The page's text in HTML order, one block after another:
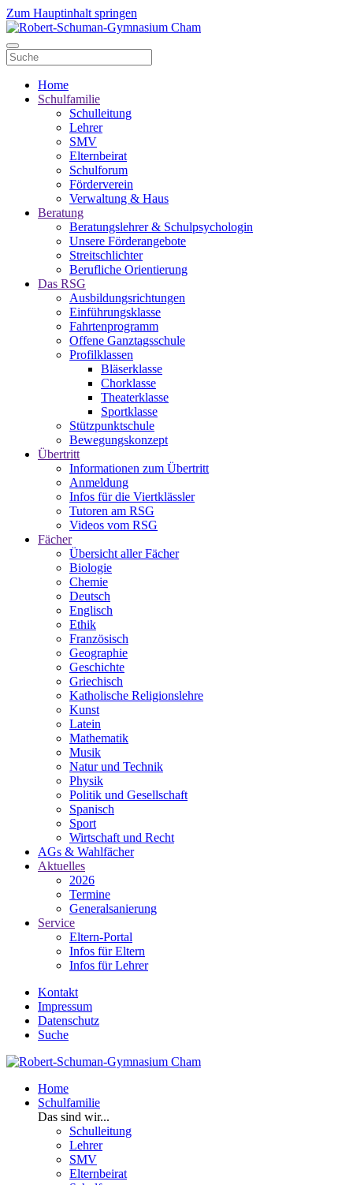
Zum Hauptinhalt springen
Home
Schulfamilie
Schulleitung
Lehrer
SMV
Elternbeirat
Schulforum
Förderverein
Verwaltung & Haus
Beratung
Beratungslehrer & Schulpsychologin
Unsere Förderangebote
Streitschlichter
Berufliche Orientierung
Das RSG
Ausbildungsrichtungen
Einführungsklasse
Fahrtenprogramm
Offene Ganztagsschule
Profilklassen
Bläserklasse
Chorklasse
Theaterklasse
Sportklasse
Stützpunktschule
Bewegungskonzept
Übertritt
Informationen zum Übertritt
Anmeldung
Infos für die Viertklässler
Tutoren am RSG
Videos vom RSG
Fächer
Übersicht aller Fächer
Biologie
Chemie
Deutsch
Englisch
Ethik
Französisch
Geographie
Geschichte
Griechisch
Katholische Religionslehre
Kunst
Latein
Mathematik
Musik
Natur und Technik
Physik
Politik und Gesellschaft
Spanisch
Sport
Wirtschaft und Recht
AGs & Wahlfächer
Aktuelles
2026
Termine
Generalsanierung
Service
Eltern-Portal
Infos für Eltern
Infos für Lehrer
Kontakt
Impressum
Datenschutz
Suche
Home
Schulfamilie
Das sind wir...
Schulleitung
Lehrer
SMV
Elternbeirat